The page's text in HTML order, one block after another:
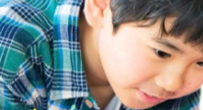
ートゲーム